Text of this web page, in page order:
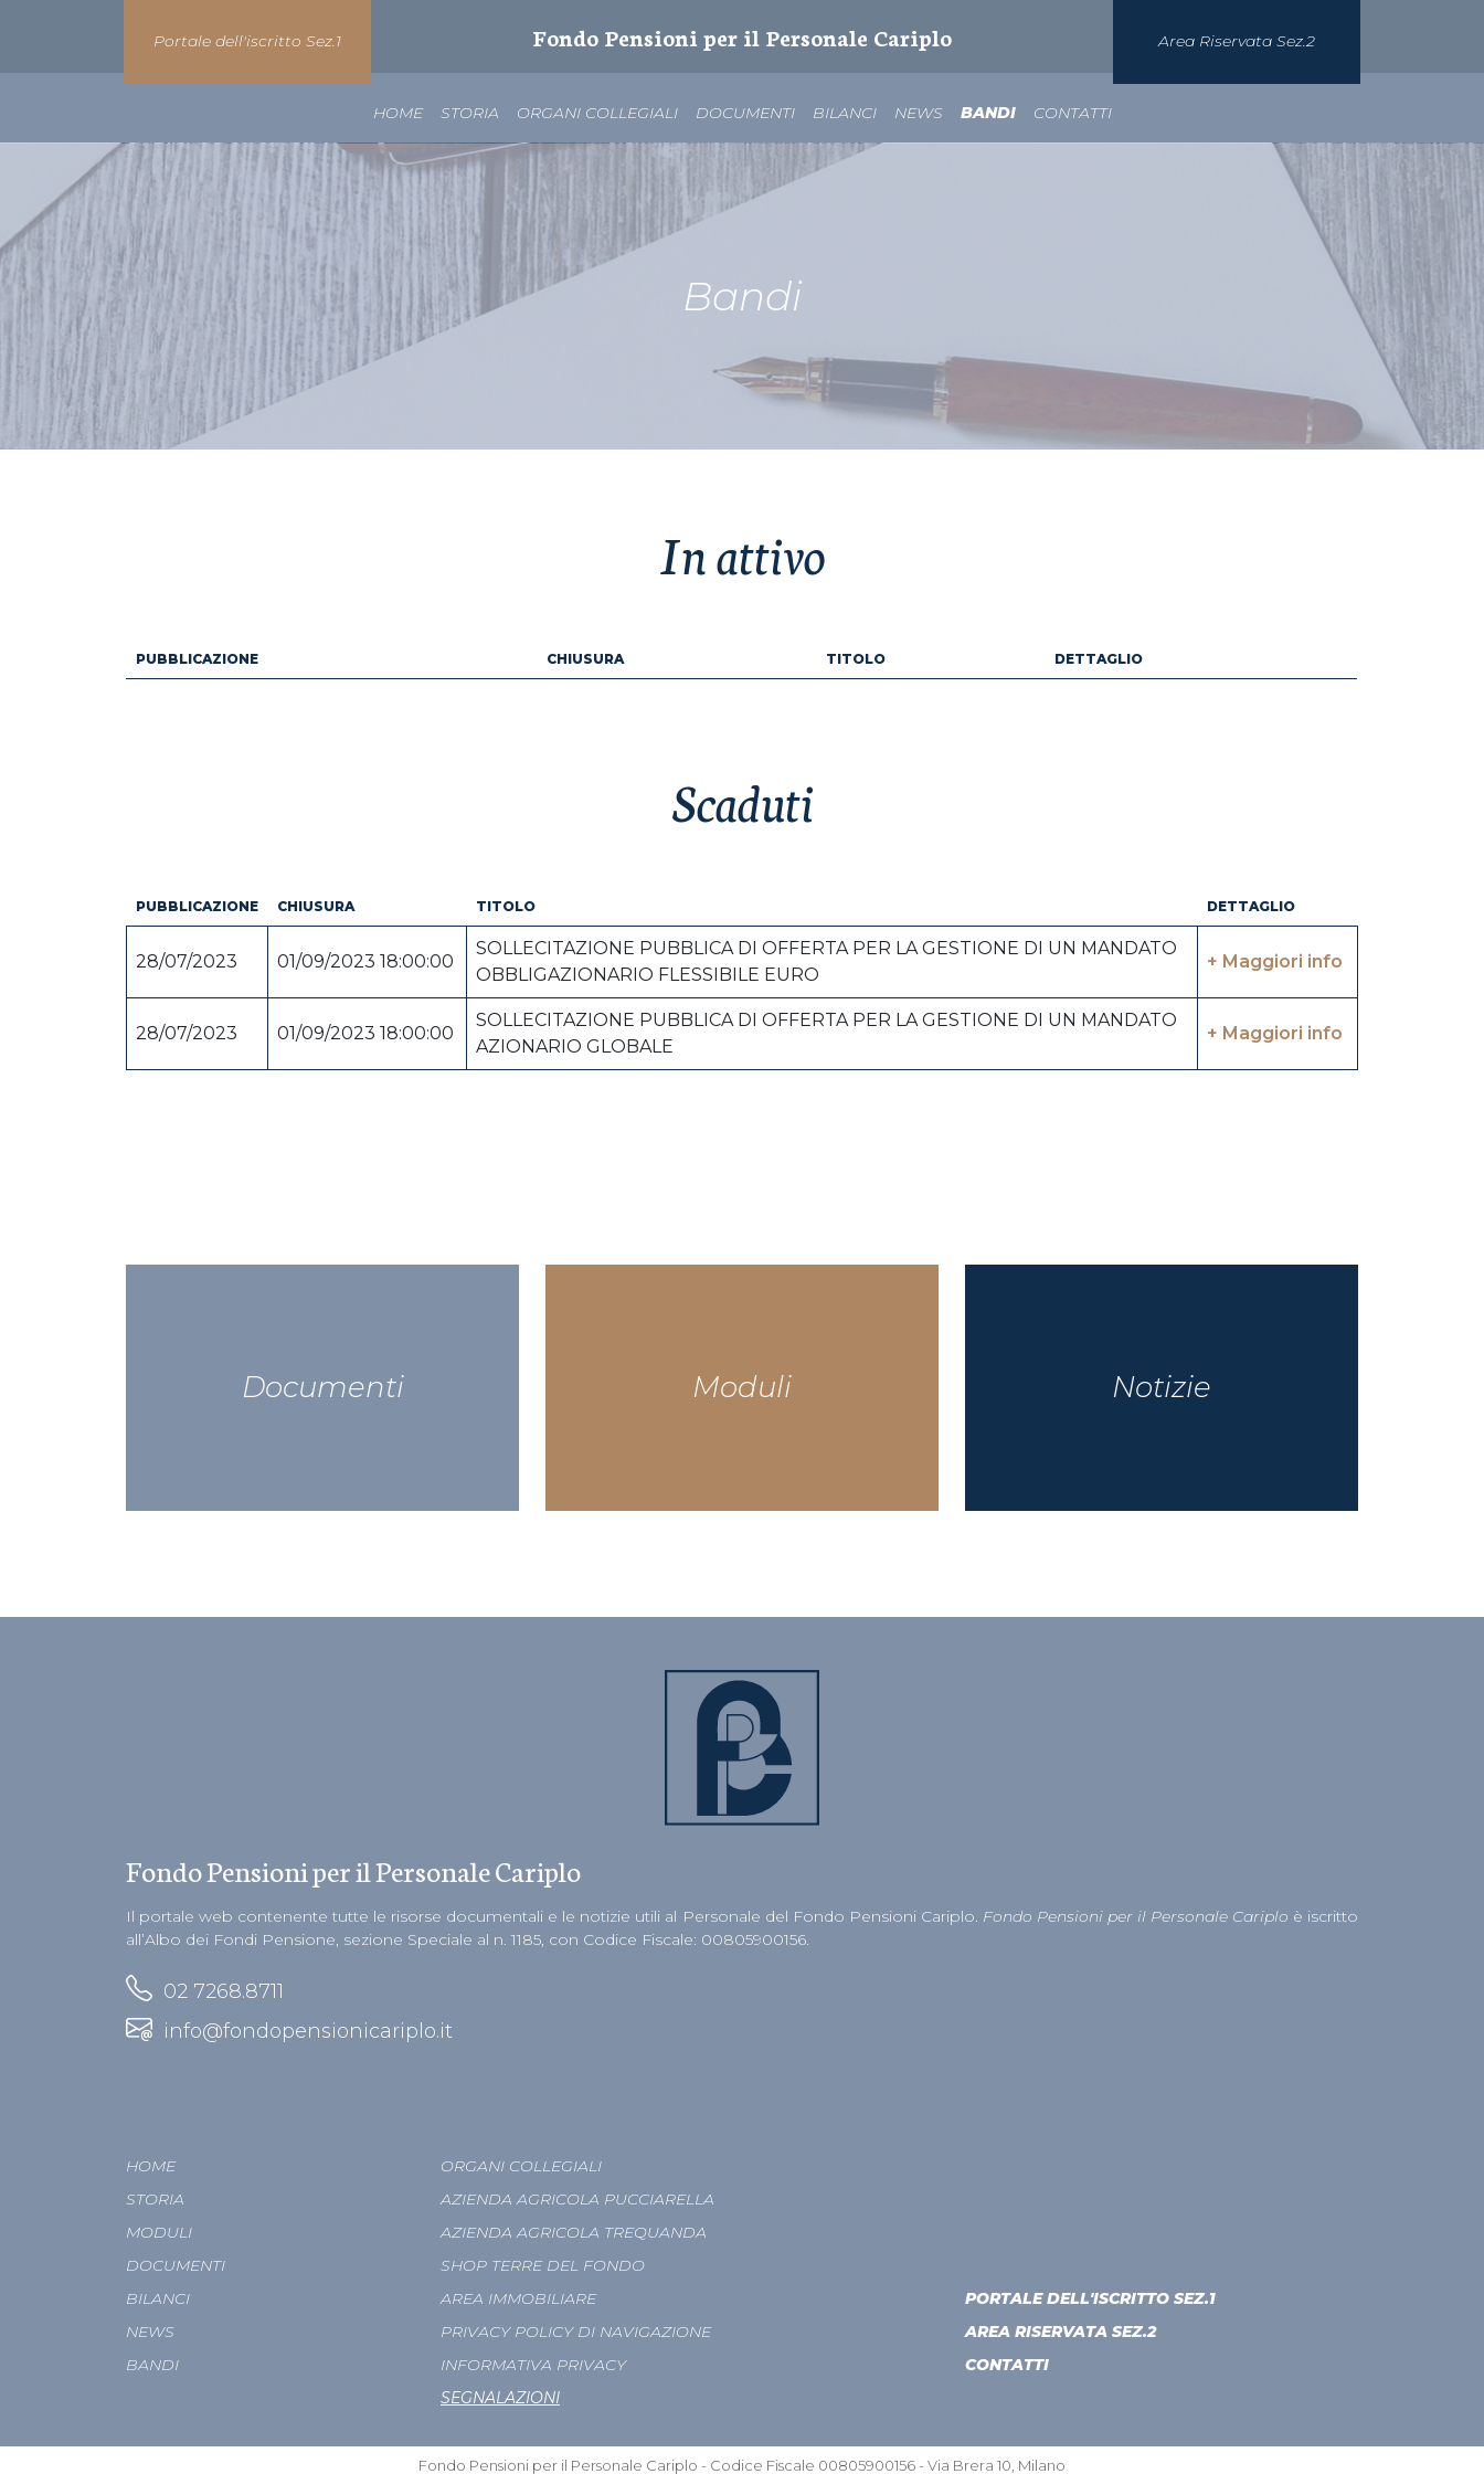
Portale dell'iscritto Sez.1 Fondo Pensioni per il Personale Cariplo Area Riservata Sez.2
HOME STORIA ORGANI COLLEGIALI DOCUMENTI BILANCI NEWS BANDI CONTATTI
Bandi
In attivo
PUBBLICAZIONE CHIUSURA TITOLO DETTAGLIO
Scaduti
PUBBLICAZIONE CHIUSURA TITOLO DETTAGLIO
28/07/2023 01/09/2023 18:00:00
SOLLECITAZIONE PUBBLICA DI OFFERTA PER LA GESTIONE DI UN MANDATO
OBBLIGAZIONARIO FLESSIBILE EURO
+ Maggiori info
28/07/2023 01/09/2023 18:00:00
SOLLECITAZIONE PUBBLICA DI OFFERTA PER LA GESTIONE DI UN MANDATO
AZIONARIO GLOBALE
+ Maggiori info
Documenti Moduli Notizie
HOME
STORIA
MODULI
DOCUMENTI
BILANCI
NEWS
BANDI
ORGANI COLLEGIALI
AZIENDA AGRICOLA PUCCIARELLA
AZIENDA AGRICOLA TREQUANDA
SHOP TERRE DEL FONDO
AREA IMMOBILIARE
PRIVACY POLICY DI NAVIGAZIONE
INFORMATIVA PRIVACY
SEGNALAZIONI
PORTALE DELL'ISCRITTO SEZ.1
AREA RISERVATA SEZ.2
CONTATTI
Fondo Pensioni per il Personale Cariplo
Il portale web contenente tutte le risorse documentali e le notizie utili al Personale del Fondo Pensioni Cariplo. Fondo Pensioni per il Personale Cariplo è iscritto
all’Albo dei Fondi Pensione, sezione Speciale al n. 1185, con Codice Fiscale: 00805900156.
02 7268.8711
info@fondopensionicariplo.it
Fondo Pensioni per il Personale Cariplo - Codice Fiscale 00805900156 - Via Brera 10, Milano